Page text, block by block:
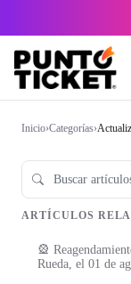
Inicio›Categorías›
ARTÍCULOS
🎡
Rueda, el 01 de